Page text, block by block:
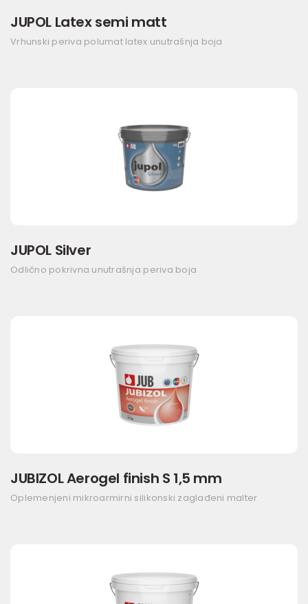
JUPOL Latex semi matt
Vrhunski periva polumat latex unutrašnja boja
JUPOL Silver
Odlično pokrivna unutrašnja periva boja
JUBIZOL Aerogel finish S 1,5 mm
Oplemenjeni mikroarmirni silikonski zaglađeni malter